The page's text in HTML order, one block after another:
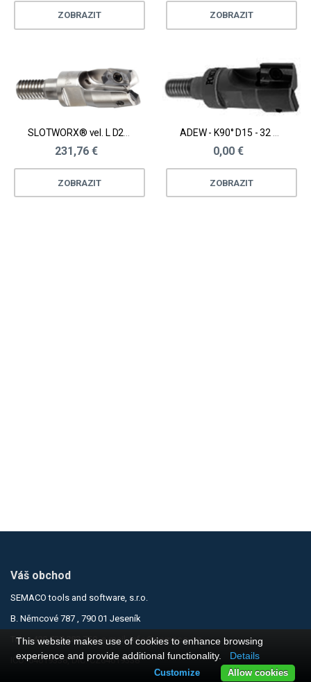
ZOBRAZIT ZOBRAZIT
SLOTWORX® vel. L D25 - 100 mm
231,76 €
ZOBRAZIT
ADEW - K90° D15 - 32 mm
0,00 €
ZOBRAZIT
Váš obchod
SEMACO tools and software, s.r.o.
B. Němcové 787 , 790 01 Jeseník
Tel.:+420 737 283 750, e-mail:info@semaco.cz
IČO: 64619338, DIČ: CZ64619338
This website makes use of cookies to enhance browsing
experience and provide additional functionality.
Details
Allow cookies
Customize